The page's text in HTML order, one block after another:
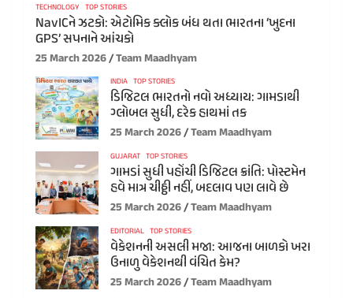
TECHNOLOGY TOP STORIES
NavICને ઝટકો: એટોમિક ક્લોક બંધ થતા ભારતના ‘ખુદના
GPS’ સપનાને આંચકો
25 March 2026 Team Maadhyam
INDIA TOP STORIES
ડિજિટલ ભારતનો નવો અધ્યાય: ગામડાથી
ગ્લોબલ સુધી, દરેક હાથમાં તક
25 March 2026 Team Maadhyam
GUJARAT TOP STORIES
ગામડાં સુધી પહોંચી ડિજિટલ ક્રાંતિ: પોસ્ટમેન
હવે માત્ર ચીઠ્ઠી નહીં, બદલાવ પણ લાવે છે
25 March 2026 Team Maadhyam
EDITORIAL TOP STORIES
વેકેશનની અસલી મજા: આજના બાળકો ખરા
ઉનાળુ વેકેશનથી વંચિત કેમ?
25 March 2026 Team Maadhyam